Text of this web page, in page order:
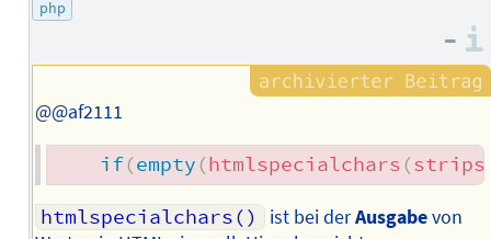
php
–
@@af2111
if(empty (htmlspecialchars (
htmlspecialchars() ist bei derAusgabevon